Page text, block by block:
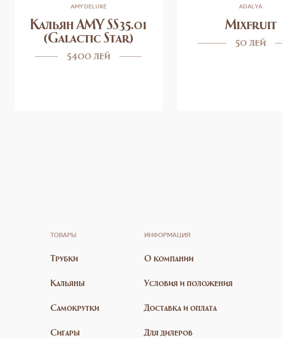
AMY DELUXE
Кальян AMY SS35.01
(Galactic Star)
5400 лей
ADALYA
Mixfruit
50 лей
ТОВАРЫ
Трубки
Кальяны
Самокрутки
Сигары
ИНФОРМАЦИЯ
О компании
Условия и положения
Доставка и оплата
Для дилеров